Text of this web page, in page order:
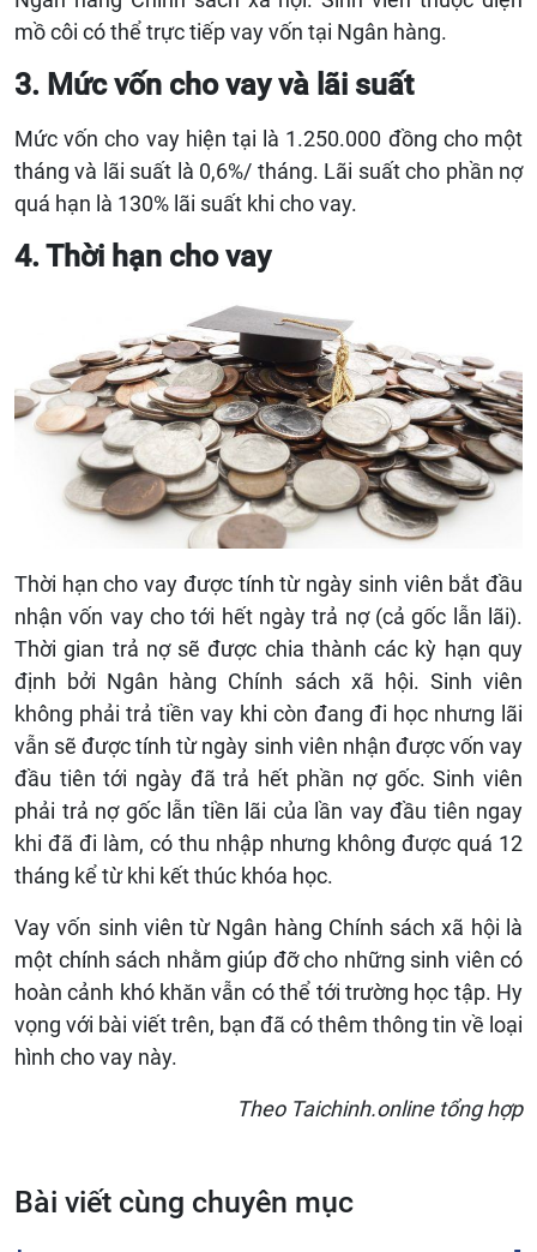
mồ côi có thể trực tiếp vay vốn tại Ngân hàng.
3. Mức vốn cho vay và lãi suất
Mức vốn cho vay hiện tại là 1.250.000 đồng cho một
tháng và lãi suất là 0,6%/ tháng. Lãi suất cho phần nợ
quá hạn là 130% lãi suất khi cho vay.
4. Thời hạn cho vay
Thời hạn cho vay được tính từ ngày sinh viên bắt đầu
nhận vốn vay cho tới hết ngày trả nợ (cả gốc lẫn lãi).
Thời gian trả nợ sẽ được chia thành các kỳ hạn quy
định bởi Ngân hàng Chính sách xã hội. Sinh viên
không phải trả tiền vay khi còn đang đi học nhưng lãi
vẫn sẽ được tính từ ngày sinh viên nhận được vốn vay
đầu tiên tới ngày đã trả hết phần nợ gốc. Sinh viên
phải trả nợ gốc lẫn tiền lãi của lần vay đầu tiên ngay
khi đã đi làm, có thu nhập nhưng không được quá 12
tháng kể từ khi kết thúc khóa học.
Vay vốn sinh viên từ Ngân hàng Chính sách xã hội là
một chính sách nhằm giúp đỡ cho những sinh viên có
hoàn cảnh khó khăn vẫn có thể tới trường học tập. Hy
vọng với bài viết trên, bạn đã có thêm thông tin về loại
hình cho vay này.
Theo Taichinh.online tổng hợp
Bài viết cùng chuyên mục